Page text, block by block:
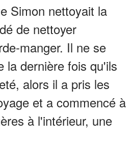
Simon nettoyait la
de nettoyer
manger. Il ne se
la dernière fois qu'ils
alors il a pris les
et a commencé à
à l'intérieur, une